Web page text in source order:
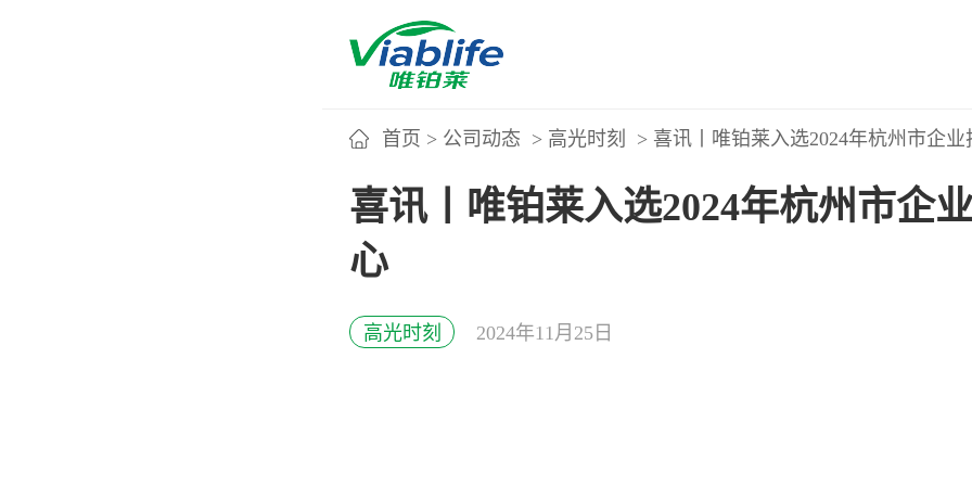
首页 > 公司动态 > 高光时刻 > 喜讯丨唯铂莱入选2024年杭州市企业
喜讯丨唯铂莱入选2024年杭州市企
心
高光时刻 2024年11月25日